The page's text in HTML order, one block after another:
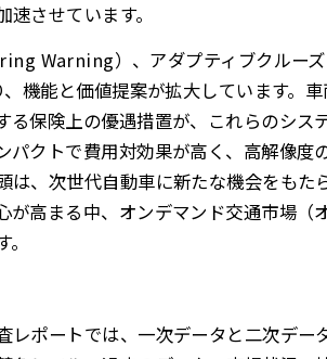
させています。
Warning）、アダプティブクルー
機能と価値提案が拡大しています。
る保険上の優遇措置が、これらのシス
パクトで費用対効果が高く、高解像度
は、次世代自動車に新たな機会をもた
が高まる中、オンデマンド交通市場
レポートでは、一次データと二次デー